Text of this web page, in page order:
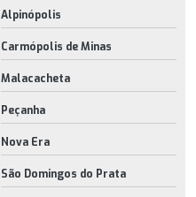
Alpinópolis
Carmópolis de Minas
Malacacheta
Peçanha
Nova Era
São Domingos do Prata